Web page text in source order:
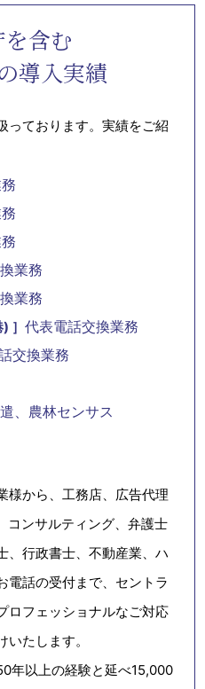
含む
導入実績
っております。実績をご紹
業務
業務
) ］代表電話交換業務
交換業務
、農林センサス
様から、工務店、広告代理
コンサルティング、弁護士
、行政書士、不動産業、ハ
電話の受付まで、セントラ
ロフェッショナルなご対応
たします。
年以上の経験と延べ15,000